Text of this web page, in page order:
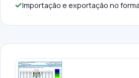
Importação e exportação no